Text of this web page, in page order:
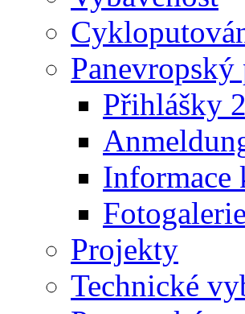
Přihlášky
Informace
Fotogalerie
Projekty
Technické